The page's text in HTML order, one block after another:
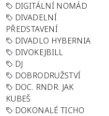
DIGITÁLNÍ NOMÁD
DIVADELNÍ
PŘEDSTAVENÍ
DIVADLO HYBERNIA
DIVOKEJBILL
DJ
DOBRODRUŽSTVÍ
DOC. RNDR. JAK
KUBEŠ
DOKONALÉ TICHO